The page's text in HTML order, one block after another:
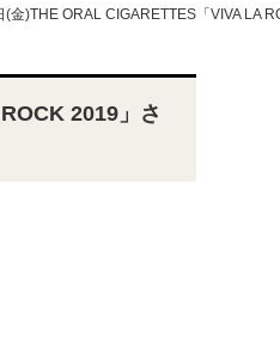
金)THE ORAL CIGARETTES「VIVA LA
2019」さ